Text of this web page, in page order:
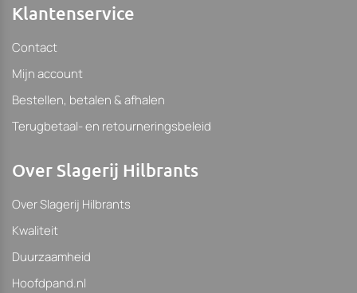
Klantenservice
Contact
Mijn account
Bestellen, betalen & afhalen
Terugbetaal- en retourneringsbeleid
Over Slagerij Hilbrants
Over Slagerij Hilbrants
Kwaliteit
Duurzaamheid
Hoofdpand.nl